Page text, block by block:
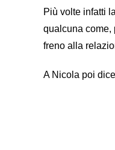
Più volte infatti
qualcuna come,
freno alla
A Nicola poi